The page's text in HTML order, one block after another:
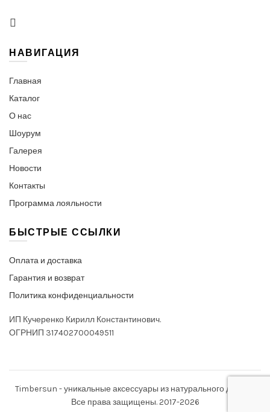
НАВИГАЦИЯ
Главная
Каталог
О нас
Шоурум
Галерея
Новости
Контакты
Программа лояльности
БЫСТРЫЕ ССЫЛКИ
Оплата и доставка
Гарантия и возврат
Политика конфиденциальности
ИП Кучеренко Кирилл Константинович.
ОГРНИП 317402700049511
Timbersun - уникальные аксессуары из натурального дерева.
Все права защищены. 2017-2026